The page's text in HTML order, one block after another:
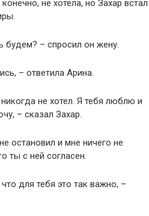
не хотела, но Захар встал
будем? – спросил он жену.
– ответила Арина.
не хотел. Я тебя люблю и
– сказал Захар.
остановил и мне ничего не
ты с ней согласен.
для тебя это так важно, –